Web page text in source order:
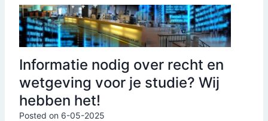
Informatie nodig over recht en
wetgeving voor je studie? Wij
hebben het!
Posted on 6-05-2025